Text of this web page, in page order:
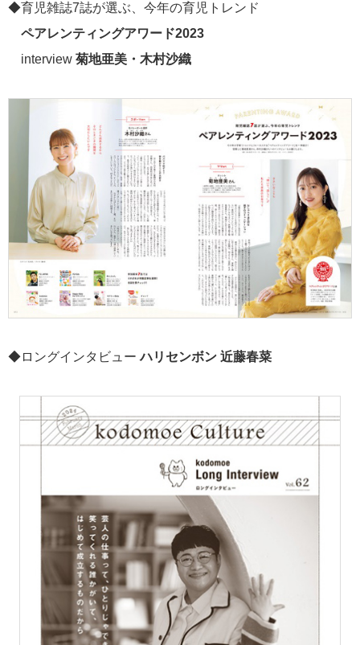
◆育児雑誌7誌が選ぶ、今年の育児トレンド
ペアレンティングアワード2023
interview 菊地亜美・木村沙織
◆ロングインタビューハリセンボン 近藤春菜